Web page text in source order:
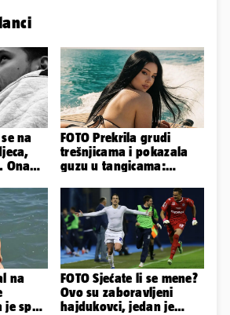
na
Ona
FOTO Prekrila grudi
trešnjicama i pokazala
guzu u tangicama:
Slavonka
na
je spas
FOTO Sjećate li se mene?
Ovo su zaboravljeni
hajdukovci, jedan je